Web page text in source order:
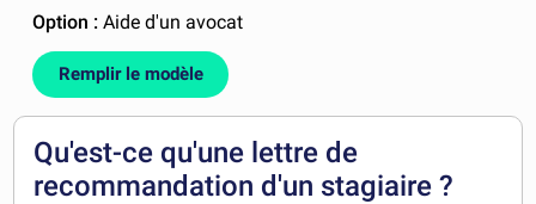
MON COMPTE
Option :Aide d'un avocat
Remplir le modèle
Qu'est-ce qu'une lettre de
recommandation d'un stagiaire ?